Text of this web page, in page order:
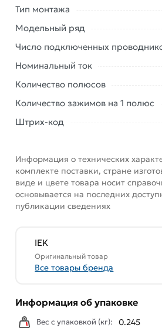
Данний товар от производителя
соответствует всем стандартам
купленного товарa в течение 7
обязательно).
Тип монтажа
Модельный ряд
Число подключенных
Номинальный ток
Количество полюсов
Количество зажимов на 1 полюс
Штрих-код
Информация о технических
комплекте поставки, стране
виде и цвете товара носит
основывается на последних
публикации сведениях
IEK
Оригинальный товар
Все товары бренда
Информация об упаковке
Вес с упаковкой (кг): 0.245